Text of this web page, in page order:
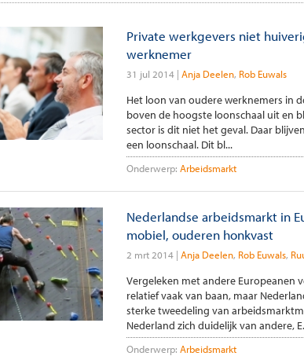
Private werkgevers niet
werknemer
31 jul 2014 Anja Deelen Rob Euwals
Het loon van oudere werknemers in
boven de hoogste loonschaal uit en
sector is dit niet het geval. Daar
een loonschaal. Dit bl...
Onderwerp: Arbeidsmarkt
Nederlandse arbeidsmarkt in
mobiel, ouderen honkvast
2 mrt 2014 Anja Deelen Rob Euwals
Vergeleken met andere Europeanen
relatief vaak van baan, maar
sterke tweedeling van
Nederland zich duidelijk van andere,
Onderwerp: Arbeidsmarkt